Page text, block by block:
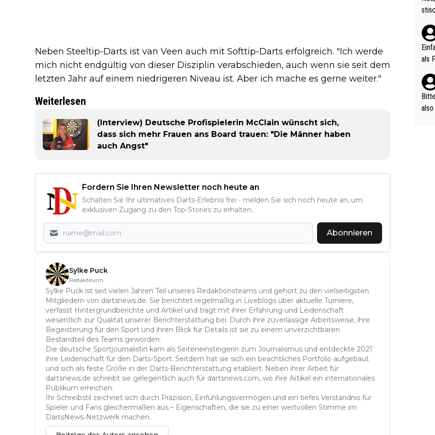
Neben Steeltip-Darts ist van Veen auch mit Softtip-Darts erfolgreich. "Ich werde
mich nicht endgültig von dieser Disziplin verabschieden, auch wenn sie seit dem
letzten Jahr auf einem niedrigeren Niveau ist. Aber ich mache es gerne weiter."
Weiterlesen
(Interview) Deutsche Profispielerin McClain wünscht sich,
dass sich mehr Frauen ans Board trauen: "Die Männer haben
auch Angst"
Fordern Sie Ihren Newsletter noch heute an
Schalten Sie Ihr ultimatives Darts-Erlebnis frei - melden Sie sich noch heute an, um
exklusiven Zugang zu den Top-Stories zu erhalten.
Abonnieren
Sylke Puck
Redakteurin
Sylke Puck ist seit vielen Jahren Teil unseres Redaktionsteams und gehört zu den vielseitigsten
Mitgliedern von dartsnews.de. Sie berichtet regelmäßig in Liveblogs über aktuelle Turniere,
verfasst Hintergrundberichte und Artikel und trägt mit ihrer Erfahrung und Leidenschaft
wesentlich zur Qualität unserer Berichterstattung bei. Durch ihre zuverlässige Arbeitsweise, ihre
Begeisterung für den Sport und ihren Blick für Details ist sie zu einem unverzichtbaren
Bestandteil des Teams geworden.
Die deutsche Sportjournalistin kam als Seiteneinsteigerin zum Journalismus und entdeckte 2021
ihre Leidenschaft für den Darts-Sport. Seitdem hat sie sich ein beachtliches Portfolio aufgebaut
und sich als feste Größe in der Darts-Berichterstattung etabliert. Neben ihrer Arbeit für
dartsnews.de schreibt sie gelegentlich auch für dartsnews.com, wo ihre Artikel ein internationales
Publikum erreichen.
Ihr Schreibstil zeichnet sich durch Präzision, Einfühlungsvermögen und ein tiefes Verständnis für
Spieler und Fans gleichermaßen aus – Eigenschaften, die sie zu einer wertvollen Stimme im
DartsNews-Netzwerk machen.
(in
als
nes
ttler
vV
als